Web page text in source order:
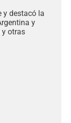
y destacó la
y
y otras